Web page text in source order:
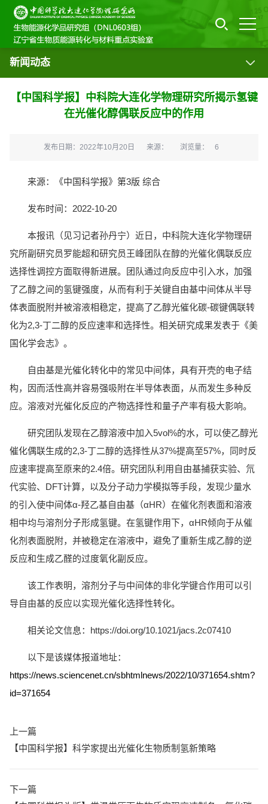
新闻动态
【中国科学报】中科院大连化学物理研究所揭示氢键
在光催化醇偶联反应中的作用
发布日期：2022年10月20日 来源： 浏览量： 6
来源：《中国科学报》第3版 综合
发布时间：2022-10-20
本报讯（见习记者孙丹宁）近日，中科院大连化学物理研
究所副研究员罗能超和研究员王峰团队在醇的光催化偶联反应
选择性调控方面取得新进展。团队通过向反应中引入水，加强
了乙醇之间的氢键强度，从而有利于关键自由基中间体从半导
体表面脱附并被溶液相稳定，提高了乙醇光催化碳-碳键偶联转
化为2,3-丁二醇的反应速率和选择性。相关研究成果发表于《美
国化学会志》。
自由基是光催化转化中的常见中间体，具有开壳的电子结
构，因而活性高并容易强吸附在半导体表面，从而发生多种反
应。溶液对光催化反应的产物选择性和量子产率有极大影响。
研究团队发现在乙醇溶液中加入5vol%的水，可以使乙醇光
催化偶联生成的2,3-丁二醇的选择性从37%提高至57%，同时反
应速率提高至原来的2.4倍。研究团队利用自由基捕获实验、氘
代实验、DFT计算，以及分子动力学模拟等手段，发现少量水
的引入使中间体α-羟乙基自由基（αHR）在催化剂表面和溶液
相中均与溶剂分子形成氢键。在氢键作用下，αHR倾向于从催
化剂表面脱附，并被稳定在溶液中，避免了重新生成乙醇的逆
反应和生成乙醛的过度氧化副反应。
该工作表明，溶剂分子与中间体的非化学键合作用可以引
导自由基的反应以实现光催化选择性转化。
相关论文信息：https://doi.org/10.1021/jacs.2c07410
以下是该媒体报道地址：
https://news.sciencenet.cn/sbhtmlnews/2022/10/371654.shtm?
id=371654
上一篇
【中国科学报】科学家提出光催化生物质制氢新策略
下一篇